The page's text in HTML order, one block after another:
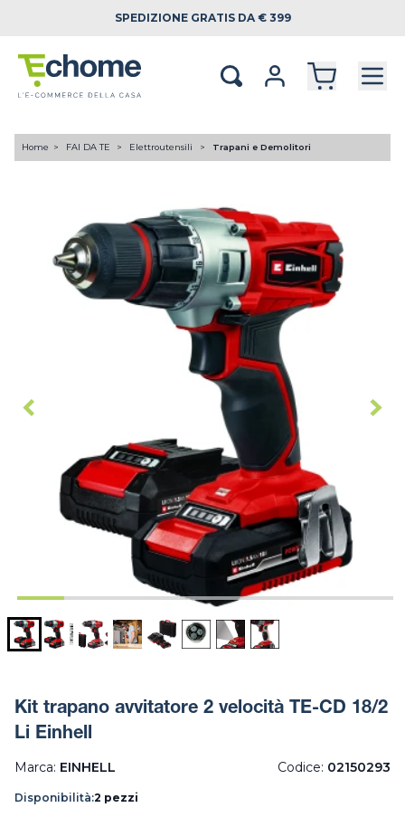
SPEDIZIONE GRATIS DA € 399
Home FAI DA TE Elettroutensili Trapani e Demolitori
Kit trapano avvitatore 2 velocità TE-CD 18/2
Li Einhell
Marca: EINHELL Codice: 02150293
Disponibilità:2 pezzi